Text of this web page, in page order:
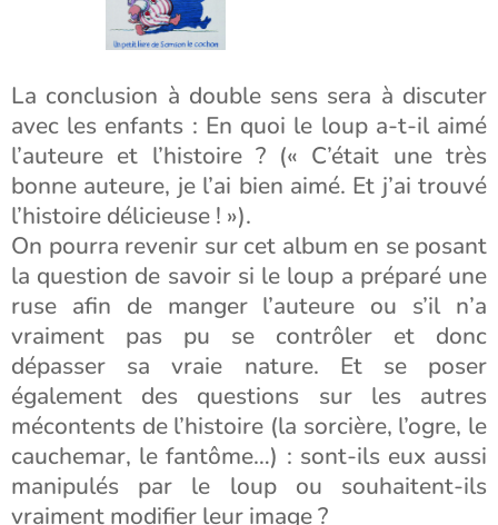
La conclusion à double sens sera à discuter
avec les enfants : En quoi le loup a-t-il aimé
l’auteure et l’histoire ? (« C’était une très
bonne auteure, je l’ai bien aimé. Et j’ai trouvé
l’histoire délicieuse ! »).
On pourra revenir sur cet album en se posant
la question de savoir si le loup a préparé une
ruse afin de manger l’auteure ou s’il n’a
vraiment pas pu se contrôler et donc
dépasser sa vraie nature. Et se poser
également des questions sur les autres
mécontents de l’histoire (la sorcière, l’ogre, le
cauchemar, le fantôme…) : sont-ils eux aussi
manipulés par le loup ou souhaitent-ils
vraiment modifier leur image ?